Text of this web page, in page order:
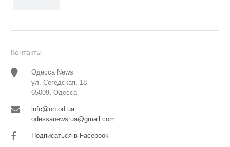
Контакты
Одесса News
ул. Сегедская, 18
65009, Одесса
info@on.od.ua
odessanews.ua@gmail.com
Подписаться в Facebook